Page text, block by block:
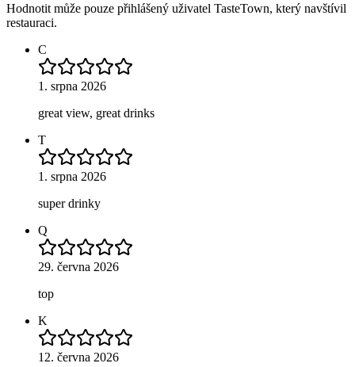
Hodnotit může pouze přihlášený uživatel TasteTown, který navštívil
restauraci.
C
1. srpna 2026
great view, great drinks
T
1. srpna 2026
super drinky
Q
29. června 2026
top
K
12. června 2026